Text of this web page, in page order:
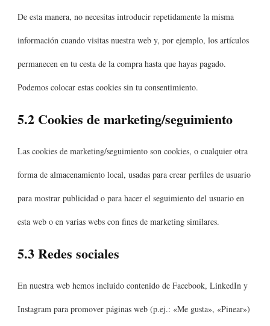
De esta manera, no necesitas introducir repetidamente la misma
información cuando visitas nuestra web y, por ejemplo, los artículos
permanecen en tu cesta de la compra hasta que hayas pagado.
Podemos colocar estas cookies sin tu consentimiento.
5.2 Cookies de marketing/seguimiento
Las cookies de marketing/seguimiento son cookies, o cualquier otra
forma de almacenamiento local, usadas para crear perfiles de usuario
para mostrar publicidad o para hacer el seguimiento del usuario en
esta web o en varias webs con fines de marketing similares.
5.3 Redes sociales
En nuestra web hemos incluido contenido de Facebook, LinkedIn y
Instagram para promover páginas web (p.ej.: «Me gusta», «Pinear»)